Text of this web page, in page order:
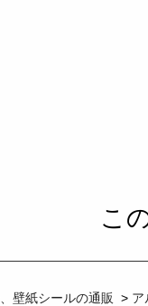
こ
壁紙シールの通販 > ア